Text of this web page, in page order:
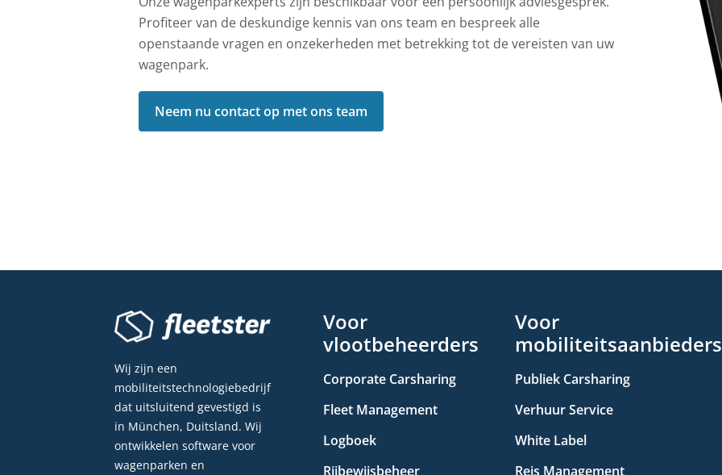
Profiteer van de deskundige kennis van ons team en bespreek alle
openstaande vragen en onzekerheden met betrekking tot de vereisten van uw
wagenpark.
Neem nu contact op met ons team
Wij zijn een
mobiliteitstechnologiebedrijf
dat uitsluitend gevestigd is
in München, Duitsland. Wij
ontwikkelen software voor
wagenparken en
Voor
vlootbeheerders
Corporate Carsharing
Fleet Management
Logboek
Rijbewijsbeheer
Voor
mobiliteitsaanbieders
Publiek Carsharing
Verhuur Service
White Label
Reis Management